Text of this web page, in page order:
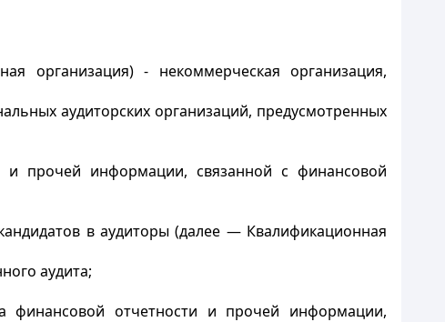
организация) - некоммерческая организация,
аудиторских организаций, предусмотренных
прочей информации, связанной с финансовой
в аудиторы (далее — Квалификационная
аудита;
финансовой отчетности и прочей информации,